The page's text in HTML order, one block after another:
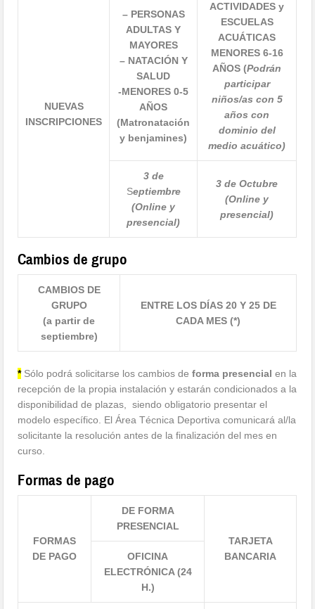
NUEVAS
INSCRIPCIONES
– PERSONAS
ADULTAS Y
MAYORES
– NATACIÓN Y
SALUD
-MENORES 0-5
AÑOS
(Matronatación
y benjamines)
ACTIVIDADES y
ESCUELAS
ACUÁTICAS
MENORES 6-16
AÑOS (Podrán
participar
niños/as con 5
años con
dominio del
medio acuático)
3 de
Septiembre
(Online y
presencial)
3 de Octubre
(Online y
presencial)
Cambios de grupo
CAMBIOS DE
GRUPO
(a partir de
septiembre)
ENTRE LOS DÍAS 20 Y 25 DE
CADA MES (*)
*Sólo podrá solicitarse los cambios deforma presencial en la
recepción de la propia instalación y estarán condicionados a la
disponibilidad de plazas, siendo obligatorio presentar el
modelo específico. El Área Técnica Deportiva comunicará al/la
solicitante la resolución antes de la finalización del mes en
curso.
Formas de pago
FORMAS
DE PAGO
DE FORMA
PRESENCIAL
TARJETA
BANCARIA
OFICINA
ELECTRÓNICA (24
H.)